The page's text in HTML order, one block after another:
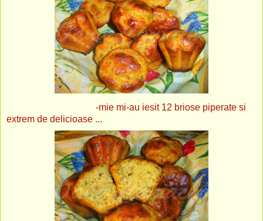
-mie mi-au iesit 12 briose piperate si
extrem de delicioase ...